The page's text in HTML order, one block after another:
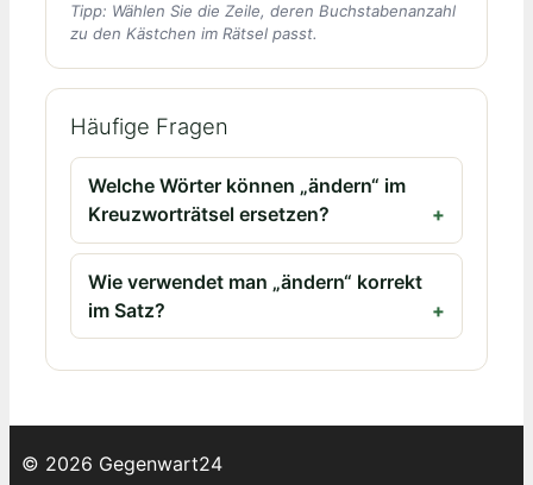
Tipp: Wählen Sie die Zeile, deren Buchstabenanzahl
zu den Kästchen im Rätsel passt.
Häufige Fragen
Welche Wörter können „ändern“ im
Kreuzworträtsel ersetzen?
Wie verwendet man „ändern“ korrekt
im Satz?
© 2026 Gegenwart24